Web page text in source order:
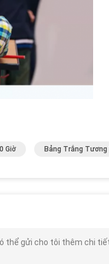
Giờ Bảng Trắng Tương
thể gửi cho tôi thêm chi